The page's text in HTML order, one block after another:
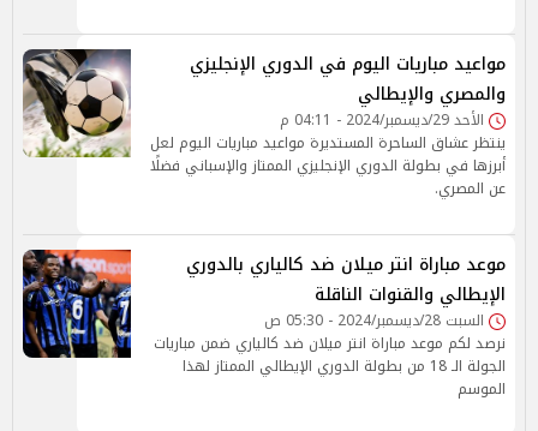
مواعيد مباريات اليوم في الدوري الإنجليزي
والمصري والإيطالي
الأحد 29/ديسمبر/2024 - 04:11 م
ينتظر عشاق الساحرة المستديرة مواعيد مباريات اليوم لعل
أبرزها في بطولة الدوري الإنجليزي الممتاز والإسباني فضلًا
عن المصري.
موعد مباراة انتر ميلان ضد كالياري بالدوري
الإيطالي والقنوات الناقلة
السبت 28/ديسمبر/2024 - 05:30 ص
نرصد لكم موعد مباراة انتر ميلان ضد كالياري ضمن مباريات
الجولة الـ 18 من بطولة الدوري الإيطالي الممتاز لهذا
الموسم